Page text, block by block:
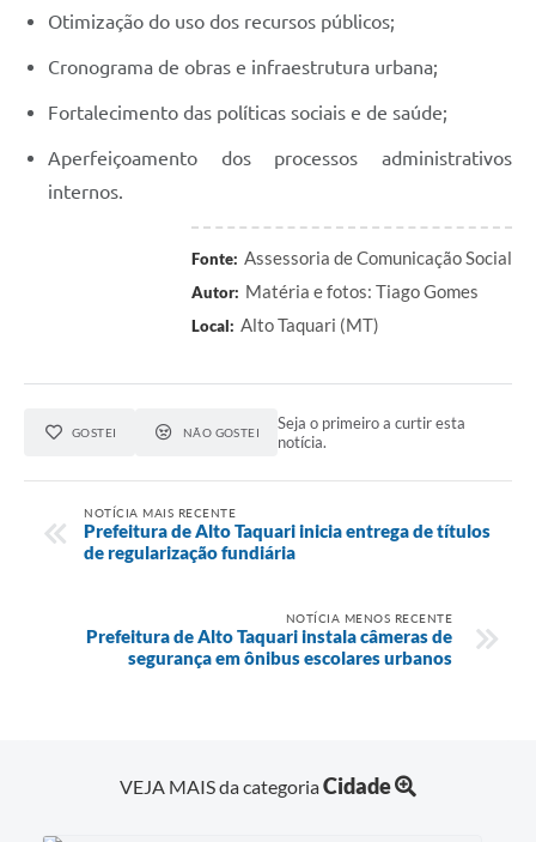
Otimização do uso dos recursos públicos;
Cronograma de obras e infraestrutura urbana;
Fortalecimento das políticas sociais e de saúde;
Aperfeiçoamento dos processos administrativos
internos.
Fonte: Assessoria de Comunicação Social
Autor: Matéria e fotos: Tiago Gomes
Local: Alto Taquari (MT)
GOSTEI NÃO GOSTEI
Seja o primeiro a curtir esta
notícia.
NOTÍCIA MAIS RECENTE
Prefeitura de Alto Taquari inicia entrega de títulos
de regularização fundiária
NOTÍCIA MENOS RECENTE
Prefeitura de Alto Taquari instala câmeras de
segurança em ônibus escolares urbanos
VEJA MAIS da categoriaCidade